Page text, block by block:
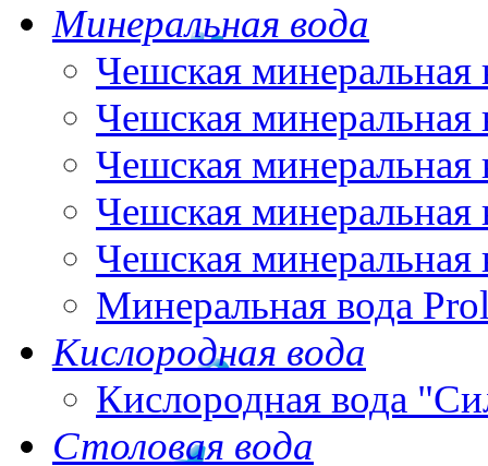
Минеральная вода
Чешская минеральная
Чешская минеральная
Чешская минеральная
Чешская минеральная
Чешская минеральная
Минеральная вода
Кислородная вода
Кислородная вода
Столовая вода